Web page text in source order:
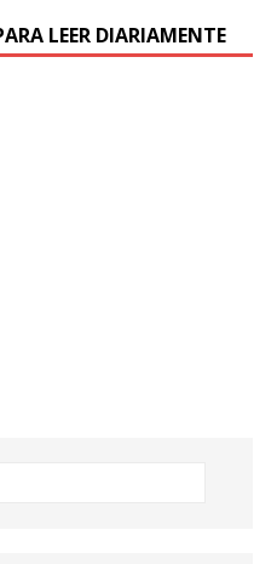
LEER DIARIAMENTE